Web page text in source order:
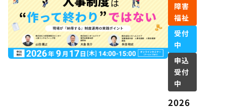
障害
福祉
受付
中
申込
受付
中
2026